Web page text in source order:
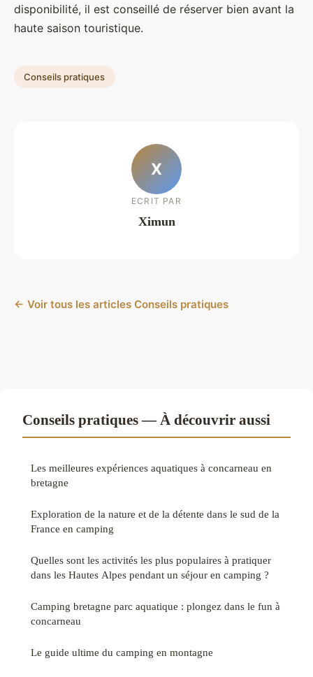
disponibilité, il est conseillé de réserver bien avant la
haute saison touristique.
Conseils pratiques
X
ECRIT PAR
Ximun
← Voir tous les articles Conseils pratiques
Conseils pratiques — À découvrir aussi
Les meilleures expériences aquatiques à concarneau en
bretagne
Exploration de la nature et de la détente dans le sud de la
France en camping
Quelles sont les activités les plus populaires à pratiquer
dans les Hautes Alpes pendant un séjour en camping ?
Camping bretagne parc aquatique : plongez dans le fun à
concarneau
Le guide ultime du camping en montagne